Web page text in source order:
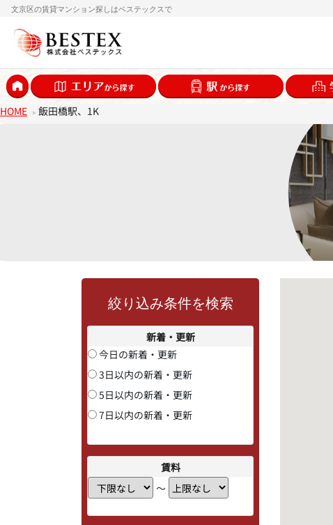
文京区の賃貸マンション探しはベステックスで
HOME 飯田橋駅、1K
絞り込み条件を検索
新着・更新
今日の新着・更新
3日以内の新着・更新
5日以内の新着・更新
7日以内の新着・更新
賃料
〜